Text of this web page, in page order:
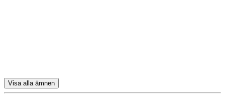
Visa alla ämnen